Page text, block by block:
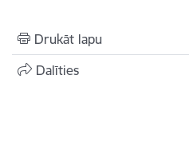
Drukāt lapu
Dalīties